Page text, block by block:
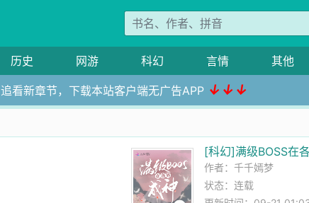
历史 网游 科幻 言情 其他
追看新章节，下载本站客户端无广告APP ↓↓↓
[科幻]满级BOSS在
作者： 千千嫣梦
状态：连载